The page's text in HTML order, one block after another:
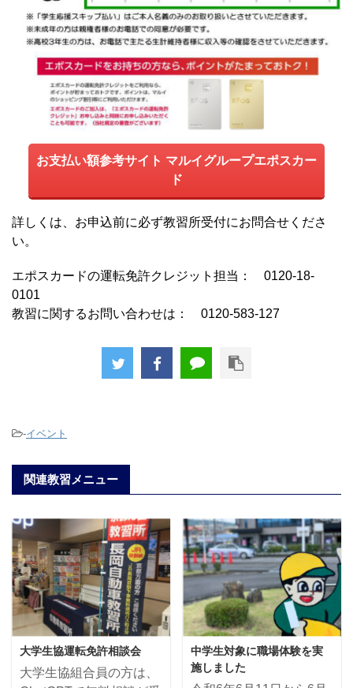
お支払い額参考サイト マルイグループエポスカー
ド
詳しくは、お申込前に必ず教習所受付にお問合せくださ
い。
エポスカードの運転免許クレジット担当： 0120-18-
0101
教習に関するお問い合わせは： 0120-583-127
-イベント
関連教習メニュー
大学生協運転免許相談会
大学生協組合員の方は、
中学生対象に職場体験を実
施しました